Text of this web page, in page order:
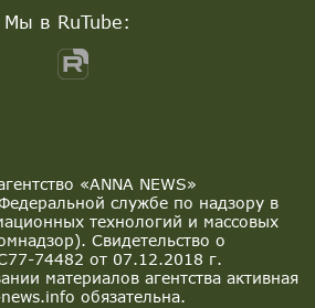
«ANNA NEWS»
службе по надзору в
технологий и массовых
Свидетельство о
74482 от 07.12.2018 г.
материалов агентства активная
обязательна.
Мы в RuTube: